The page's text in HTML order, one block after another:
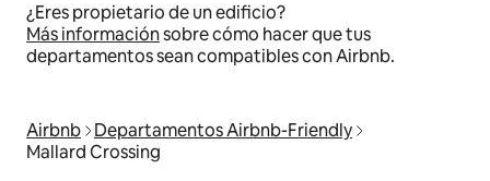
¿Eres propietario de un edificio?
Más informaciónsobre cómo hacer que tus
departamentos sean compatibles con Airbnb.
Airbnb
Departamentos Airbnb-Friendly
Mallard Crossing